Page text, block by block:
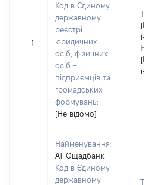
1
Код в Єдиному
державному
реєстрі
юридичних
осіб, фізичних
осіб –
підприємців та
громадських
формувань:
[Не відомо]
Найменування:
АТ Ощадбанк
Код в Єдиному
державному